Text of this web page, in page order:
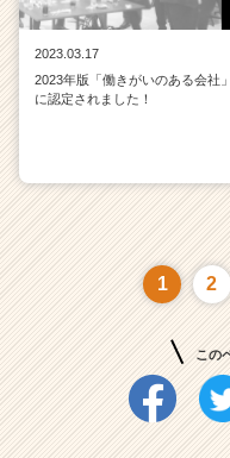
2023.03.17
2023年版「働きがいのある会社」
に認定されました！
1 2
この